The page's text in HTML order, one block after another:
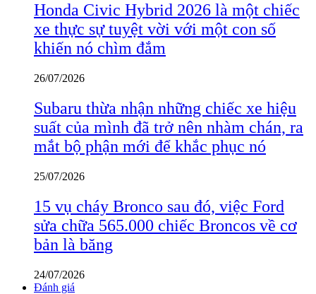
Honda Civic Hybrid 2026 là một chiếc
xe thực sự tuyệt vời với một con số
khiến nó chìm đắm
26/07/2026
Subaru thừa nhận những chiếc xe hiệu
suất của mình đã trở nên nhàm chán, ra
mắt bộ phận mới để khắc phục nó
25/07/2026
15 vụ cháy Bronco sau đó, việc Ford
sửa chữa 565.000 chiếc Broncos về cơ
bản là băng
24/07/2026
Đánh giá